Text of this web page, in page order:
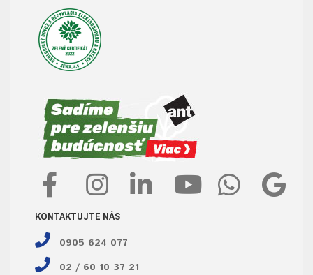
KONTAKTUJTE NÁS
0905 624 077
02 / 60 10 37 21